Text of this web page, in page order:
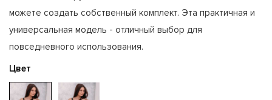
можете создать собственный комплект. Эта практичная и
универсальная модель - отличный выбор для
повседневного использования.
Цвет